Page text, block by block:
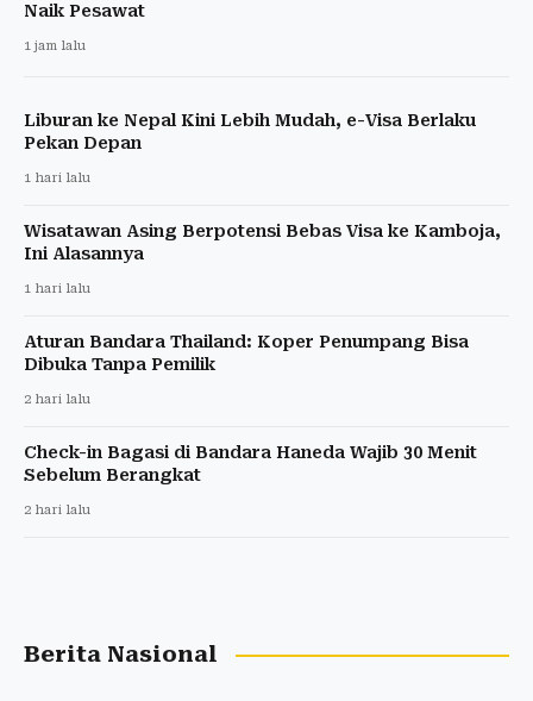
Naik Pesawat
1 jam lalu
Liburan ke Nepal Kini Lebih Mudah, e-Visa Berlaku
Pekan Depan
1 hari lalu
Wisatawan Asing Berpotensi Bebas Visa ke Kamboja,
Ini Alasannya
1 hari lalu
Aturan Bandara Thailand: Koper Penumpang Bisa
Dibuka Tanpa Pemilik
2 hari lalu
Check-in Bagasi di Bandara Haneda Wajib 30 Menit
Sebelum Berangkat
2 hari lalu
Berita Nasional